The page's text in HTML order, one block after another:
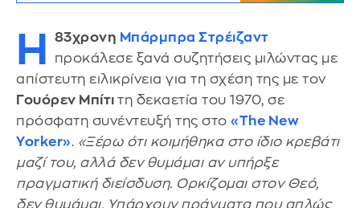
Η 83χρονη Μπάρμπρα Στρέιζαντ
προκάλεσε ξανά συζητήσεις μιλώντας με
απίστευτη ειλικρίνεια για τη σχέση της με τον
Γουόρεν Μπίτι τη δεκαετία του 1970, σε
πρόσφατη συνέντευξή της στο «The New
Yorker». «Ξέρω ότι κοιμήθηκα στο ίδιο κρεβάτι
μαζί του, αλλά δεν θυμάμαι αν υπήρξε
πραγματική διείσδυση. Ορκίζομαι στον Θεό,
δεν θυμάμαι. Υπάρχουν πράγματα που απλώς